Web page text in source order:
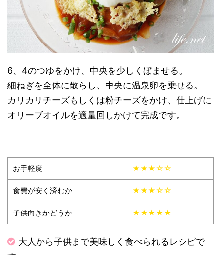
6、4のつゆをかけ、中央を少しくぼませる。
細ねぎを全体に散らし、中央に温泉卵を乗せる。
カリカリチーズもしくは粉チーズをかけ、仕上げに
オリーブオイルを適量回しかけて完成です。
お手軽度 ★★★☆☆
食費が安く済むか ★★★☆☆
子供向きかどうか ★★★★★
大人から子供まで美味しく食べられるレシピで